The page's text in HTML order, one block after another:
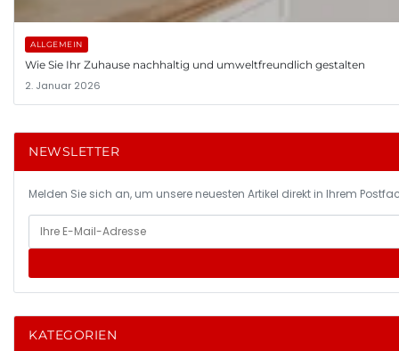
ALLGEMEIN
Wie Sie Ihr Zuhause nachhaltig und umweltfreundlich gestalten
2. Januar 2026
NEWSLETTER
Melden Sie sich an, um unsere neuesten Artikel direkt in Ihrem
KATEGORIEN